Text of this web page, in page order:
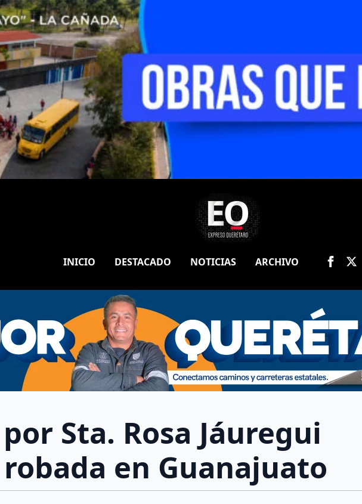
INICIO DESTACADO NOTICIAS ARCHIVO
Sta. Rosa Jáuregui
en Guanajuato